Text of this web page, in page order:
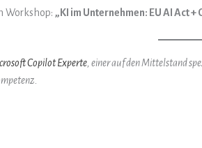
Workshop: „KI im Unternehmen: EU AI Act
Copilot Experte, einer auf den Mittelstand